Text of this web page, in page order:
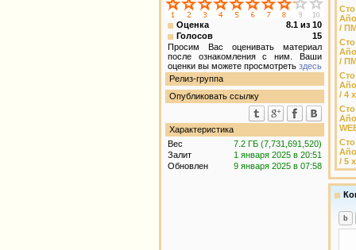
Оценка 8.1 из 10
Голосов
15
Просим Вас оценивать материал
после ознакомления с ним. Ваши
оценки вы можете просмотреть здесь
Релиз-группа
Опубликовать ссылку
Характеристика
Вес
7.2 ГБ (7,731,691,520)
Залит
1 января 2025 в 20:51
Обновлен
9 января 2025 в 07:58
/
/
/ 4
/ 5